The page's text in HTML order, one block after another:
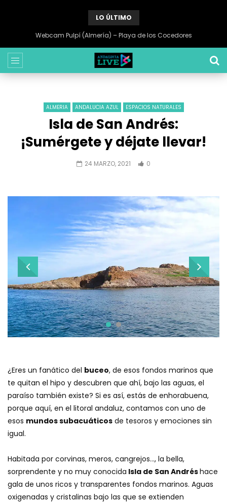
LO ÚLTIMO
Webcam Pulpí (Almería) – Playa de los Cocedores
ALMERIA ANDALUCIA AZUL ESPACIOS NATURALES
Isla de San Andrés:
¡Sumérgete y déjate llevar!
24 MARZO, 2021 0
¿Eres un fanático del buceo, de esos fondos marinos que
te quitan el hipo y descubren que ahí, bajo las aguas, el
paraíso también existe? Si es así, estás de enhorabuena,
porque aquí, en el litoral andaluz, contamos con uno de
esos mundos subacuáticos de tesoros y emociones sin
igual.
Habitada por corvinas, meros, cangrejos…, la bella,
sorprendente y no muy conocida Isla de San Andréshace
gala de unos ricos y transparentes fondos marinos. Aguas
oxigenadas y cristalinas bajo las que se extienden